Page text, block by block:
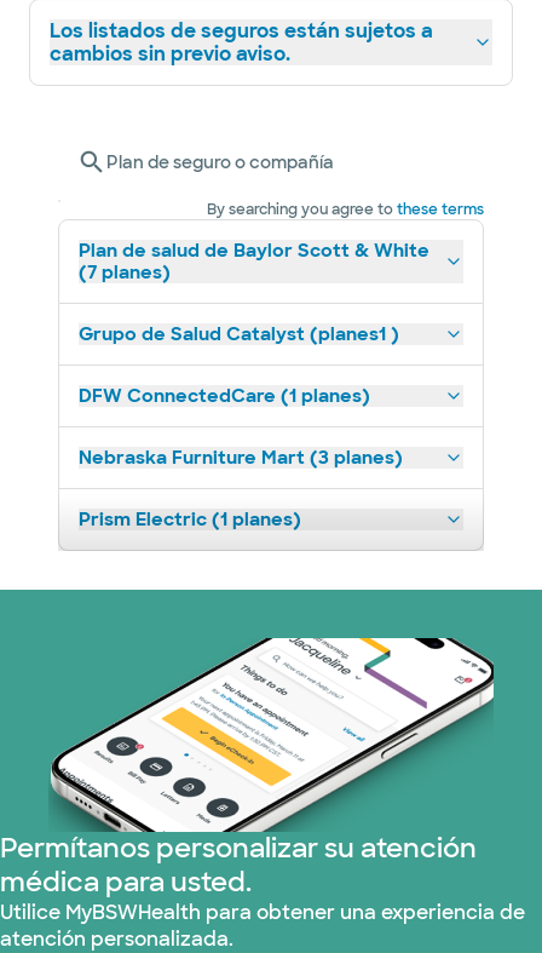
Los listados de seguros están sujetos a
cambios sin previo aviso.
Plan de seguro o compañía
By searching you agree tothese terms
Plan de salud de Baylor Scott & White
(7 planes)
Grupo de Salud Catalyst (planes1 )
DFW ConnectedCare (1 planes)
Nebraska Furniture Mart (3 planes)
Prism Electric (1 planes)
Permítanos personalizar su atención
médica para usted.
Utilice MyBSWHealth para obtener una experiencia de
atención personalizada.